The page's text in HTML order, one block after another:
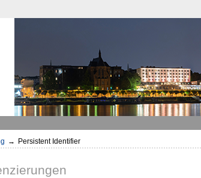
→ Persistent Identifier